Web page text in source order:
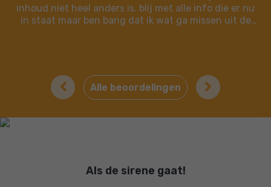
inhoud niet heel anders is. blij met alle info die er nu
in staat maar ben bang dat ik wat ga missen uit de
PreviousAlle beoordelingen Next
Als de sirene gaat!